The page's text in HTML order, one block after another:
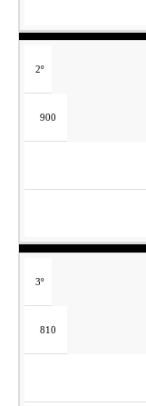
2º
900
3º
810